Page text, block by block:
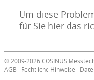
Um diese
für Sie hier das
© 2009-2026 COSINUS
AGB · Rechtliche Hinweise ·